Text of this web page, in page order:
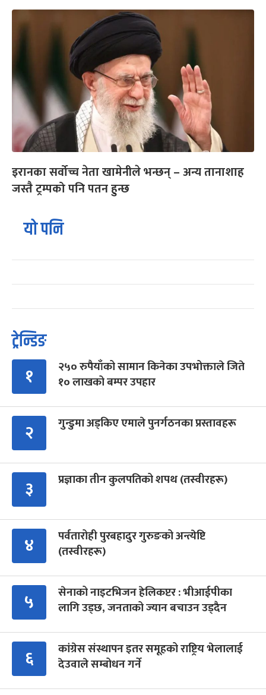
इरानका सर्वोच्च नेता खामेनीले भन्छन् – अन्य तानाशाह
जस्तै ट्रम्पको पनि पतन हुन्छ
यो पनि
ट्रेन्डिङ
१
२५० रुपैयाँको सामान किनेका उपभोक्ताले जिते
१० लाखको बम्पर उपहार
२ गुन्डुमा अड्किए एमाले पुनर्गठनका प्रस्तावहरू
३ प्रज्ञाका तीन कुलपतिको शपथ (तस्वीरहरू)
४
पर्वतारोही पुरबहादुर गुरुङको अन्त्येष्टि
(तस्वीरहरू)
५
सेनाको नाइटभिजन हेलिकप्टर : भीआईपीका
लागि उड्छ, जनताको ज्यान बचाउन उड्दैन
६
कांग्रेस संस्थापन इतर समूहको राष्ट्रिय भेलालाई
देउवाले सम्बोधन गर्ने